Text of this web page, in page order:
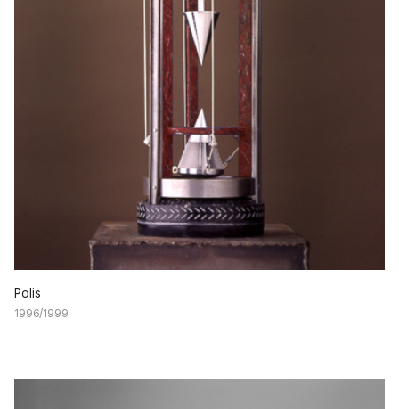
Polis
1996/1999